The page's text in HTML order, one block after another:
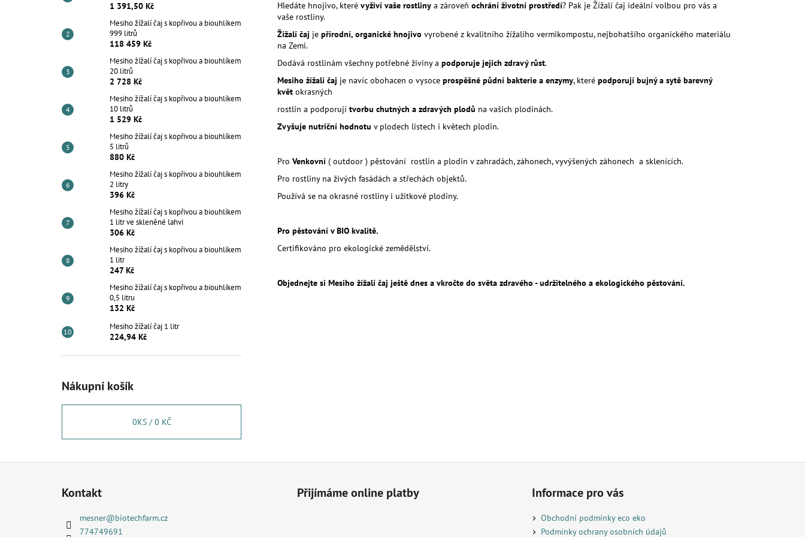
1 391,50 Kč
Mesiho žížalí čaj s kopřivou a biouhlíkem
999 litrů
118 459 Kč
Mesiho žížalí čaj s kopřivou a biouhlíkem
20 litrů
2 728 Kč
Mesiho žížalí čaj s kopřivou a biouhlíkem
10 litrů
1 529 Kč
Mesiho žížalí čaj s kopřivou a biouhlíkem
5 litrů
880 Kč
Mesiho žížalí čaj s kopřivou a biouhlíkem
2 litry
396 Kč
Mesiho žížalí čaj s kopřivou a biouhlíkem
1 litr ve skleněné lahvi
306 Kč
Mesiho žížalí čaj s kopřivou a biouhlíkem
1 litr
247 Kč
Mesiho žížalí čaj s kopřivou a biouhlíkem
0,5 litru
132 Kč
Mesiho žížalí čaj 1 litr
224,94 Kč
Nákupní košík
0KS /0 KČ
Hledáte hnojivo, které vyživí vaše rostliny a zároveň ochrání životní prostředí? Pak je Žížalí čaj ideální volbou pro vás a
vaše rostliny.
Žížalí čaj je přírodní, organické hnojivo vyrobené z kvalitního žížalího vermikompostu, nejbohatšího organického materiálu
na Zemi.
Dodává rostlinám všechny potřebné živiny a podporuje jejich zdravý růst.
Mesiho žížalí čaj je navíc obohacen o vysoce prospěšné půdní bakterie a enzymy, které podporují bujný a sytě barevný
květ okrasných
rostlin a podporují tvorbu chutných a zdravých plodů na vašich plodinách.
Zvyšuje nutriční hodnotu v plodech listech i květech plodin.
Pro Venkovní ( outdoor ) pěstování rostlin a plodin v zahradách, záhonech, vyvýšených záhonech a sklenících.
Pro rostliny na živých fasádách a střechách objektů.
Používá se na okrasné rostliny i užitkové plodiny.
Pro pěstování v BIO kvalitě.
Certifikováno pro ekologické zemědělství.
Objednejte si Mesiho žížalí čaj ještě dnes a vkročte do světa zdravého - udržitelného a ekologického pěstování.
Kontakt
mesner@biotechfarm.cz
774749691
Přijímáme online platby Informace pro vás
Obchodní podmínky eco eko
Podmínky ochrany osobních údajů